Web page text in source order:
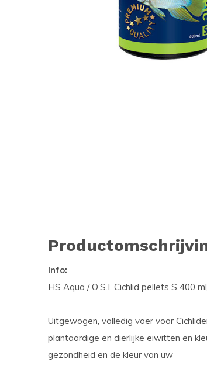
Info:
HS Aqua / O.S.I. Cichlid pellets S 400
Uitgewogen, volledig voer voor
plantaardige en dierlijke eiwitten en
gezondheid en de kleur van uw